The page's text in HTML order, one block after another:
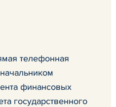
телефонная
финансовых
государственного